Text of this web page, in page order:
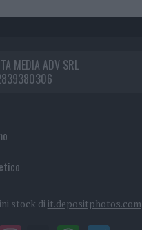
MEDIA ADV SRL
stock di it.depositphotos.com